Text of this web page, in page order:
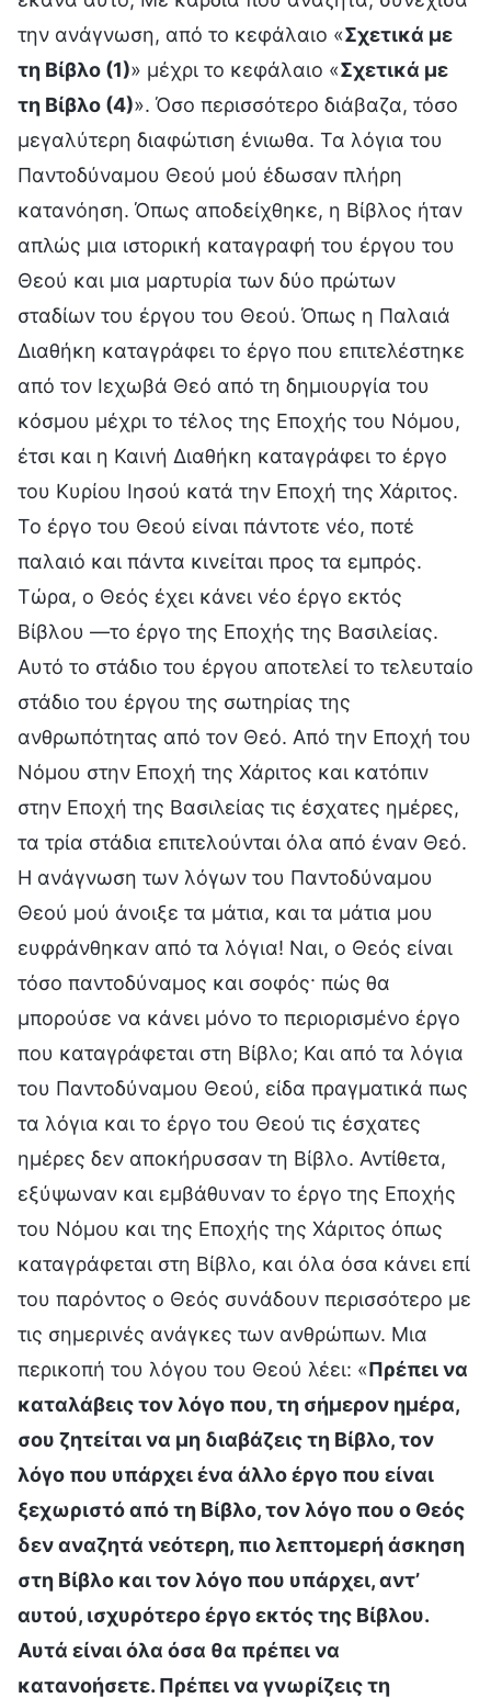
την ανάγνωση, από το κεφάλαιο «Σχετικά με
τη Βίβλο (1)» μέχρι το κεφάλαιο «Σχετικά με
τη Βίβλο (4)». Όσο περισσότερο διάβαζα, τόσο
μεγαλύτερη διαφώτιση ένιωθα. Τα λόγια του
Παντοδύναμου Θεού μού έδωσαν πλήρη
κατανόηση. Όπως αποδείχθηκε, η Βίβλος ήταν
απλώς μια ιστορική καταγραφή του έργου του
Θεού και μια μαρτυρία των δύο πρώτων
σταδίων του έργου του Θεού. Όπως η Παλαιά
Διαθήκη καταγράφει το έργο που επιτελέστηκε
από τον Ιεχωβά Θεό από τη δημιουργία του
κόσμου μέχρι το τέλος της Εποχής του Νόμου,
έτσι και η Καινή Διαθήκη καταγράφει το έργο
του Κυρίου Ιησού κατά την Εποχή της Χάριτος.
Το έργο του Θεού είναι πάντοτε νέο, ποτέ
παλαιό και πάντα κινείται προς τα εμπρός.
Τώρα, ο Θεός έχει κάνει νέο έργο εκτός
Βίβλου —το έργο της Εποχής της Βασιλείας.
Αυτό το στάδιο του έργου αποτελεί το τελευταίο
στάδιο του έργου της σωτηρίας της
ανθρωπότητας από τον Θεό. Από την Εποχή του
Νόμου στην Εποχή της Χάριτος και κατόπιν
στην Εποχή της Βασιλείας τις έσχατες ημέρες,
τα τρία στάδια επιτελούνται όλα από έναν Θεό.
Η ανάγνωση των λόγων του Παντοδύναμου
Θεού μού άνοιξε τα μάτια, και τα μάτια μου
ευφράνθηκαν από τα λόγια! Ναι, ο Θεός είναι
τόσο παντοδύναμος και σοφός· πώς θα
μπορούσε να κάνει μόνο το περιορισμένο έργο
που καταγράφεται στη Βίβλο; Και από τα λόγια
του Παντοδύναμου Θεού, είδα πραγματικά πως
τα λόγια και το έργο του Θεού τις έσχατες
ημέρες δεν αποκήρυσσαν τη Βίβλο. Αντίθετα,
εξύψωναν και εμβάθυναν το έργο της Εποχής
του Νόμου και της Εποχής της Χάριτος όπως
καταγράφεται στη Βίβλο, και όλα όσα κάνει επί
του παρόντος ο Θεός συνάδουν περισσότερο με
τις σημερινές ανάγκες των ανθρώπων. Μια
περικοπή του λόγου του Θεού λέει: «Πρέπει να
καταλάβεις τον λόγο που, τη σήμερον ημέρα,
σου ζητείται να μη διαβάζεις τη Βίβλο, τον
λόγο που υπάρχει ένα άλλο έργο που είναι
ξεχωριστό από τη Βίβλο, τον λόγο που ο Θεός
δεν αναζητά νεότερη, πιο λεπτομερή άσκηση
στη Βίβλο και τον λόγο που υπάρχει, αντ’
αυτού, ισχυρότερο έργο εκτός της Βίβλου.
Αυτά είναι όλα όσα θα πρέπει να
κατανοήσετε. Πρέπει να γνωρίζεις τη